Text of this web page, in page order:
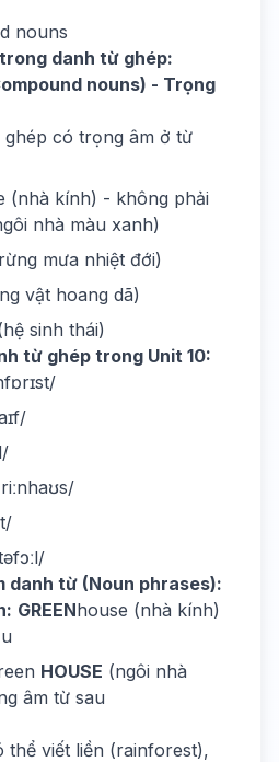
nouns
danh từ ghép:
nouns) - Trọng
có trọng âm ở từ
(nhà kính) - không phải
nhà màu xanh)
mưa nhiệt đới)
vật hoang dã)
sinh thái)
từ ghép trong Unit 10:
danh từ (Noun phrases):
GREENhouse (nhà kính)
HOUSE (ngôi nhà
âm từ sau
thể viết liền (rainforest),